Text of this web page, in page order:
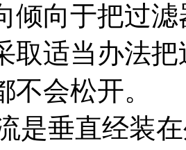
倾向于把过
取适当办法
不会松开。
是垂直经装